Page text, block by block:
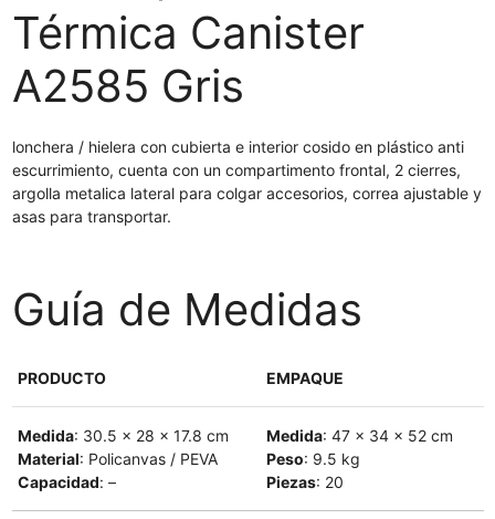
Térmica Canister
A2585 Gris
lonchera / hielera con cubierta e interior cosido en plástico anti
escurrimiento, cuenta con un compartimento frontal, 2 cierres,
argolla metalica lateral para colgar accesorios, correa ajustable y
asas para transportar.
Guía de Medidas
PRODUCTO EMPAQUE
Medida: 30.5 x 28 x 17.8 cm
Material: Policanvas / PEVA
Capacidad: –
Medida: 47 x 34 x 52 cm
Peso: 9.5 kg
Piezas: 20